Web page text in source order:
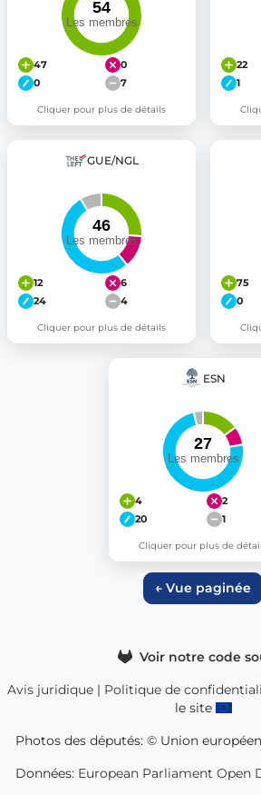
47
0
0
7
Cliquer pour plus de détails
22
1
GUE/NGL
12
6
24
4
Cliquer pour plus de détails
75
0
ESN
4
2
20
1
Cliquer pour plus de
← Vue paginée
Voir notre code
Avis juridique| Politique de
le site
Photos des députés: © Union
Données: European Parliament Open